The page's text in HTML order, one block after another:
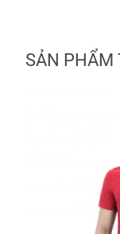
SẢN PHẨM